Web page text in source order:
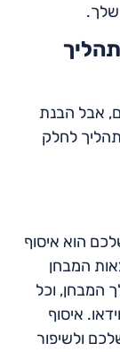
שלך.
אבל הבנת
לחלק
הוא איסוף
המבחן
המבחן, וכל
איסוף
ולשיפור